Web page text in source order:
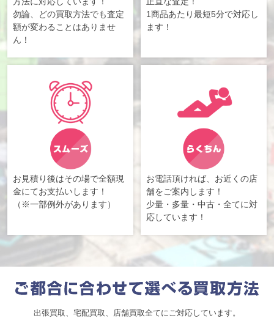
勿論、どの買取方法でも査定
額が変わることはありませ
ん！
1商品あたり最短5分で対応し
ます！
お見積り後はその場で全額現
金にてお支払いします！
（※一部例外があります）
お電話頂ければ、お近くの店
舗をご案内します！
少量・多量・中古・全てに対
応しています！
出張買取、宅配買取、店舗買取全てにご対応しています。